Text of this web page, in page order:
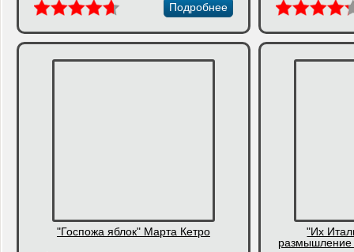
Подробнее
"Госпожа яблок" Марта Кетро
"Их
размышление